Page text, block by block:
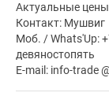
Актуальные
Контакт: Мушвиг
Моб. / Whats'Up:
девяностопять
E-mail: info-trade